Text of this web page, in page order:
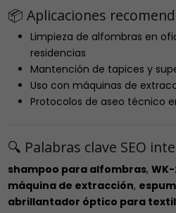
📦 Aplicaciones
Limpieza de alfombras en
residencias
Mantención de tapices y
Uso con máquinas de
Protocolos de aseo técnico
🔍 Palabras clave SEO
shampoo para alfombras,
máquina de extracción,
abrillantador óptico para